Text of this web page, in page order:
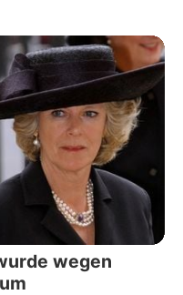
wegen